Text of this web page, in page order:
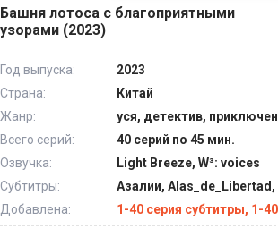
Башня лотоса с благоприятными
узорами (2023)
Год выпуска:
2023
Страна:
Китай
Жанр:
уся, детектив,
Всего серий:
40 серий по 45 мин.
Озвучка:
Light Breeze, W³: voices
Субтитры:
Азалии, Alas_de_Libertad,
Добавлена:
1-40 серия субтитры, 1-